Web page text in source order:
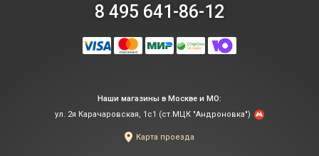
8 495 641-86-12
Наши магазины в Москве и МО:
ул. 2я Карачаровская, 1с1 (ст.МЦК "Андроновка")
Карта проезда